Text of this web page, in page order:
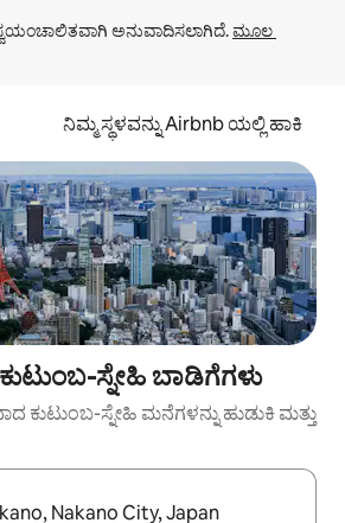
ಅನುವಾದಿಸಲಾಗಿದೆ. ಮೂಲ
ನಿಮ್ಮ ಸ್ಥಳವನ್ನು Airbnb ಯಲ್ಲಿ ಹಾಕಿ
ಸ್ನೇಹಿ ಬಾಡಿಗೆಗಳು
ಕುಟುಂಬ-ಸ್ನೇಹಿ ಮನೆಗಳನ್ನು ಹುಡುಕಿ ಮತ್ತು
ಅಪ್ ಮತ್ತು ಡೌನ್ ಬಾಣದ ಕೀಲಿಗಳೊಂದಿಗೆ